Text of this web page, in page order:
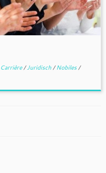
Carrière/Juridisch/Nobiles/